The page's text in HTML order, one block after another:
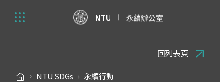
NTU 永續辦公室
NTU SDGs 永續行動
回列表頁